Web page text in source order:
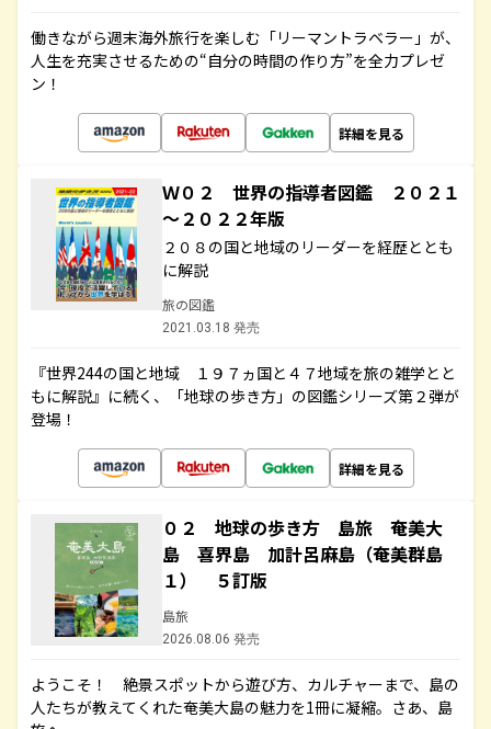
働きながら週末海外旅行を楽しむ「リーマントラベラー」が、
人生を充実させるための“自分の時間の作り方”を全力プレゼ
ン！
詳細を見る
Ｗ０２ 世界の指導者図鑑 ２０２１
～２０２２年版
２０８の国と地域のリーダーを経歴ととも
に解説
旅の図鑑
2021.03.18 発売
『世界244の国と地域 １９７ヵ国と４７地域を旅の雑学とと
もに解説』に続く、「地球の歩き方」の図鑑シリーズ第２弾が
登場！
詳細を見る
０２ 地球の歩き方 島旅 奄美大
島 喜界島 加計呂麻島（奄美群島
１） ５訂版
島旅
2026.08.06 発売
ようこそ！ 絶景スポットから遊び方、カルチャーまで、島の
人たちが教えてくれた奄美大島の魅力を1冊に凝縮。さあ、島